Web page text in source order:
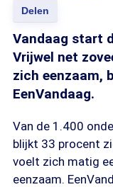
Delen
Vandaag start
Vrijwel net
zich eenzaam,
EenVandaag.
Van de 1.400
blijkt 33 procent
voelt zich matig
eenzaam.